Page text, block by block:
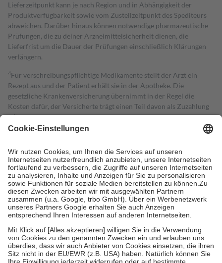
Lieferzeitpunkt kann je nach Region und in Abhängigkeit der
Produktverfügbarkeit sowie vom Zustellzeitpunkt des Spediteurs
abweichen. Darüber hinaus können notwendige pharmazeutische
Prüfungen, die zu deiner Arzneimittelsicherheit dienen, die
Lieferfrist um die Dauer der Prüfungen einschließlich Klärungen
verlängern.
4Für verschreibungspflichtige Medikamente stellt der Arzt ein
Rezept aus und der Patient erhält sie in der Apotheke. Die
gesetzliche Krankenversicherung übernimmt in der Regel die
Kosten dafür, der Versicherte trägt einen Teil davon als Zuzahlung
mit.
Grundsätzlich leisten Mitglieder Zuzahlungen in Höhe von zehn
höchstens zehn Euro.
Es sind jedoch nie mehr als die tatsächlichen
Kosten der Leistung zu entrichten.
Diese Regeln gelten grundsätzlich auch für Online-Apotheken.
Bei Heilmitteln und häuslicher Krankenpflege beträgt die
Zuzahlung zehn Prozent der Kosten sowie zehn Euro je
Verordnung.
Um das Engagement der Versicherten für ihre eigene Gesundheit zu
stärken und die besondere Stellung der Familie zu unterstützen,
fallenkeine Zuzahlungenan bei:
• Kindern und Jugendlichen bis zum vollendeten 18. Lebensjahr
mit Ausnahme der Fahrkosten